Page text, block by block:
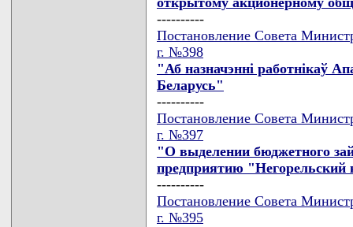
----------
Постановление Совета
г. №398
"Аб назначэннi работнiкаў
Беларусь"
----------
Постановление Совета
г. №397
"О выделении бюджетного
предприятию "Негорельский
----------
Постановление Совета
г. №395